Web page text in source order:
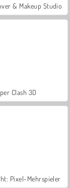
& Makeup Studio
Clash 3D
Pixel-Mehrspieler